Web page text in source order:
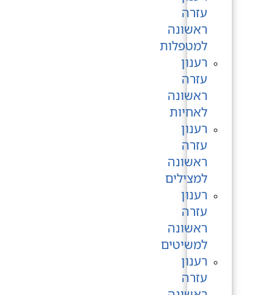
עזרה
ראשונה
למטפלות
רענון
עזרה
ראשונה
לאחיות
רענון
עזרה
ראשונה
למצילים
רענון
עזרה
ראשונה
למשיטים
רענון
עזרה